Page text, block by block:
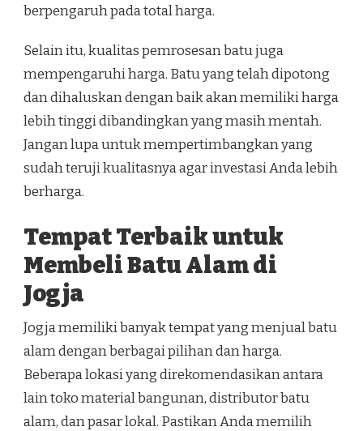
berpengaruh pada total harga.
Selain itu, kualitas pemrosesan batu juga
mempengaruhi harga. Batu yang telah dipotong
dan dihaluskan dengan baik akan memiliki harga
lebih tinggi dibandingkan yang masih mentah.
Jangan lupa untuk mempertimbangkan yang
sudah teruji kualitasnya agar investasi Anda lebih
berharga.
Tempat Terbaik untuk
Membeli Batu Alam di
Jogja
Jogja memiliki banyak tempat yang menjual batu
alam dengan berbagai pilihan dan harga.
Beberapa lokasi yang direkomendasikan antara
lain toko material bangunan, distributor batu
alam, dan pasar lokal. Pastikan Anda memilih